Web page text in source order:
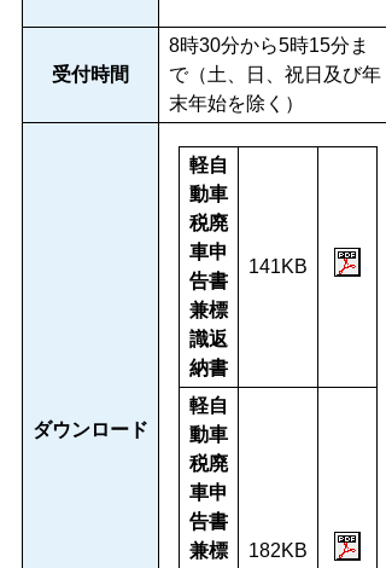
受付時間
8時30分から5時15分ま
で（土、日、祝日及び年
末年始を除く）
ダウンロード
軽自
動車
税廃
車申
告書
兼標
識返
納書
141KB
軽自
動車
税廃
車申
告書
兼標
182KB